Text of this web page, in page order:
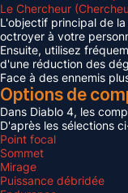
Le Chercheur
L'objectif principal de
octroyer à votre
Ensuite, utilisez
d'une réduction des
Face à des ennemis
Options de
Dans Diablo 4, les
D'après les sélections
Point focal
Sommet
Mirage
Puissance débridée